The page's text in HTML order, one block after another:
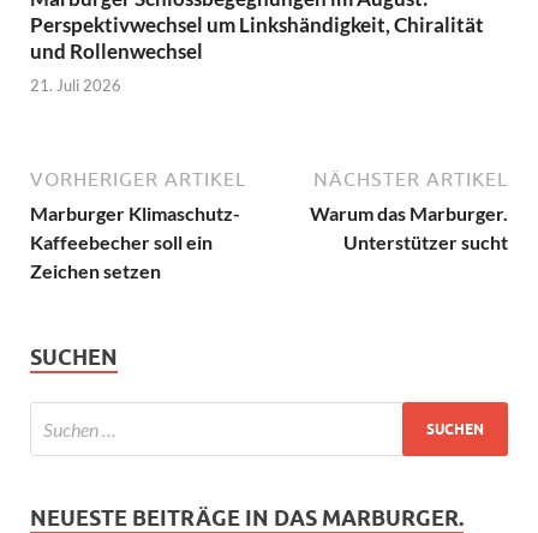
Perspektivwechsel um Linkshändigkeit, Chiralität
und Rollenwechsel
21. Juli 2026
VORHERIGER ARTIKEL
Marburger Klimaschutz-
Kaffeebecher soll ein
Zeichen setzen
NÄCHSTER ARTIKEL
Warum das Marburger.
Unterstützer sucht
SUCHEN
NEUESTE BEITRÄGE IN DAS MARBURGER.